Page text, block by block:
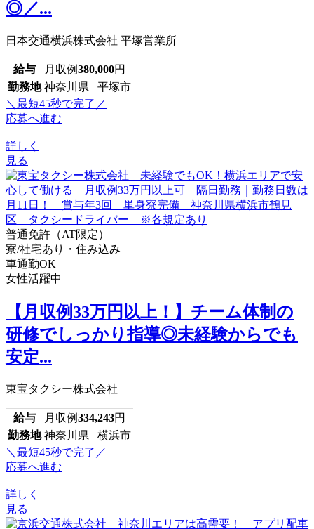
◎／...
日本交通横浜株式会社 平塚営業所
給与 月収例380,000円
勤務地 神奈川県 平塚市
＼最短45秒で完了／
応募へ進む
詳しく
見る
普通免許（AT限定）
寮/社宅あり・住み込み
車通勤OK
女性活躍中
【月収例33万円以上！】チーム体制の
研修でしっかり指導◎未経験からでも
安定...
東宝タクシー株式会社
給与 月収例334,243円
勤務地 神奈川県 横浜市
＼最短45秒で完了／
応募へ進む
詳しく
見る